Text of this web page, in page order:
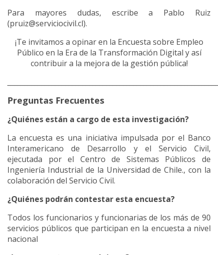
Para mayores dudas, escribe a Pablo Ruiz
(pruiz@serviciocivil.cl).
¡Te invitamos a opinar en la Encuesta sobre Empleo
Público en la Era de la Transformación Digital y así
contribuir a la mejora de la gestión pública!
Preguntas Frecuentes
¿Quiénes están a cargo de esta investigación?
La encuesta es una iniciativa impulsada por el Banco
Interamericano de Desarrollo y el Servicio Civil,
ejecutada por el Centro de Sistemas Públicos de
Ingeniería Industrial de la Universidad de Chile., con la
colaboración del Servicio Civil.
¿Quiénes podrán contestar esta encuesta?
Todos los funcionarios y funcionarias de los más de 90
servicios públicos que participan en la encuesta a nivel
nacional